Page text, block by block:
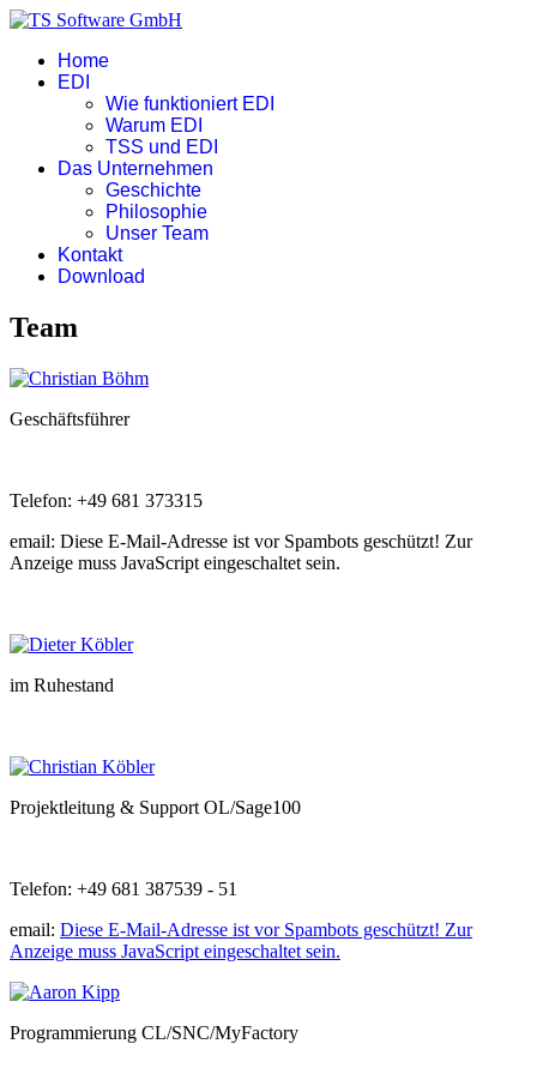
Home
EDI
Wie funktioniert EDI
Warum EDI
TSS und EDI
Das Unternehmen
Geschichte
Philosophie
Unser Team
Kontakt
Download
Team
Geschäftsführer
Telefon: +49 681 373315
email: Diese E-Mail-Adresse ist vor Spambots geschützt! Zur
Anzeige muss JavaScript eingeschaltet sein.
im Ruhestand
Projektleitung & Support OL/Sage100
Telefon: +49 681 387539 - 51
email: Diese E-Mail-Adresse ist vor Spambots geschützt! Zur
Anzeige muss JavaScript eingeschaltet sein.
Programmierung CL/SNC/MyFactory